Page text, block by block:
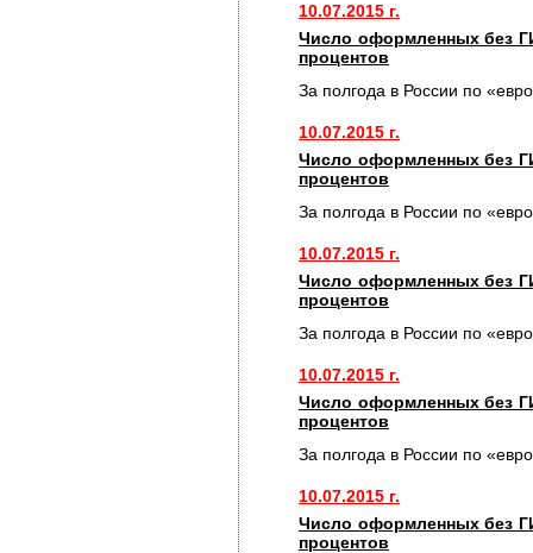
10.07.2015 г.
Число оформленных без
процентов
За полгода в России по
10.07.2015 г.
Число оформленных без
процентов
За полгода в России по
10.07.2015 г.
Число оформленных без
процентов
За полгода в России по
10.07.2015 г.
Число оформленных без
процентов
За полгода в России по
10.07.2015 г.
Число оформленных без
процентов